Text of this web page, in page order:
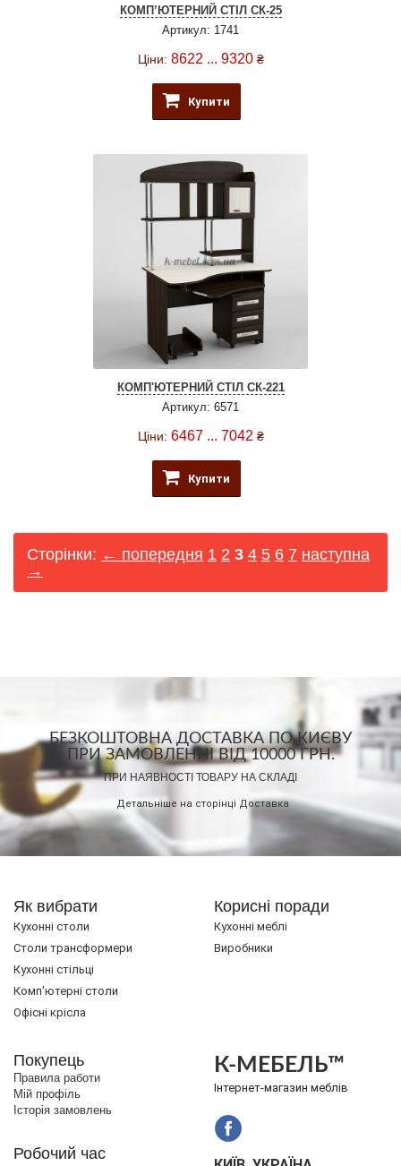
КОМП’ЮТЕРНИЙ СТІЛ СК-25
Артикул: 1741
Ціни: 8622 ... 9320 ₴
Купити
КОМП'ЮТЕРНИЙ СТІЛ СК-221
Артикул: 6571
Ціни: 6467 ... 7042 ₴
Купити
Сторінки: ← попередня 1 2 3 4 5 6 7 наступна
→
БЕЗКОШТОВНА ДОСТАВКА ПО КИЄВУ
ПРИ ЗАМОВЛЕННІ ВІД 10000 ГРН.
ПРИ НАЯВНОСТІ ТОВАРУ НА СКЛАДІ
Детальніше на сторінці Доставка
Як вибрати
Кухонні столи
Cтоли трансформери
Кухонні стільці
Комп'ютерні столи
Офісні крісла
Корисні поради
Кухонні меблі
Виробники
Покупець
Правила работи
Мій профіль
Історія замовлень
Робочий час
К-МЕБЕЛЬ™
Інтернет-магазин меблів